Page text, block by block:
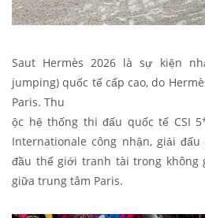
Saut Hermès 2026 là sự kiện
jumping) quốc tế cấp cao, do
Paris. Thu
ộc hệ thống thi đấu quốc tế CSI
Internationale công nhận, giải
đầu thế giới tranh tài trong không
giữa trung tâm Paris.